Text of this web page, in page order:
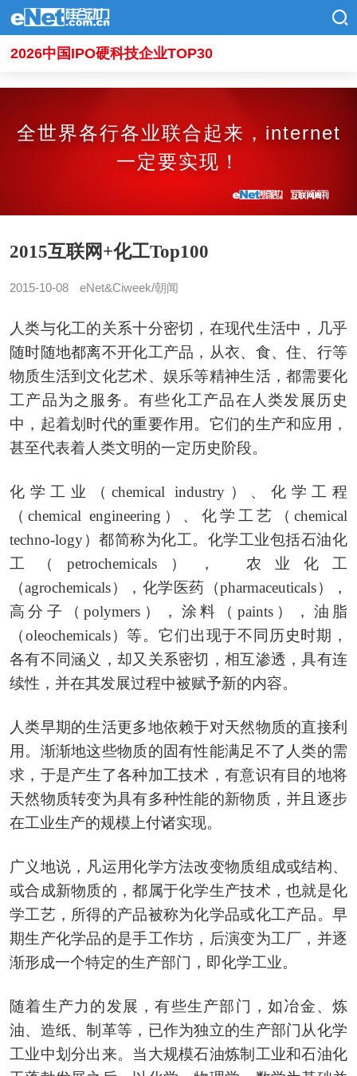
2026中国IPO硬科技企业TOP30
全世界各行各业联合起来，internet
一定要实现！
2015互联网+化工Top100
2015-10-08 eNet&Ciweek/朝闻
人类与化工的关系十分密切，在现代生活中，几乎
随时随地都离不开化工产品，从衣、食、住、行等
物质生活到文化艺术、娱乐等精神生活，都需要化
工产品为之服务。有些化工产品在人类发展历史
中，起着划时代的重要作用。它们的生产和应用，
甚至代表着人类文明的一定历史阶段。
化学工业（chemical industry）、化学工程
（chemical engineering）、化学工艺（chemical
techno-logy）都简称为化工。化学工业包括石油化
工（petrochemicals）， 农业化工
（agrochemicals），化学医药（pharmaceuticals），
高分子（polymers），涂料（paints），油脂
（oleochemicals）等。它们出现于不同历史时期，
各有不同涵义，却又关系密切，相互渗透，具有连
续性，并在其发展过程中被赋予新的内容。
人类早期的生活更多地依赖于对天然物质的直接利
用。渐渐地这些物质的固有性能满足不了人类的需
求，于是产生了各种加工技术，有意识有目的地将
天然物质转变为具有多种性能的新物质，并且逐步
在工业生产的规模上付诸实现。
广义地说，凡运用化学方法改变物质组成或结构、
或合成新物质的，都属于化学生产技术，也就是化
学工艺，所得的产品被称为化学品或化工产品。早
期生产化学品的是手工作坊，后演变为工厂，并逐
渐形成一个特定的生产部门，即化学工业。
随着生产力的发展，有些生产部门，如冶金、炼
油、造纸、制革等，已作为独立的生产部门从化学
工业中划分出来。当大规模石油炼制工业和石油化